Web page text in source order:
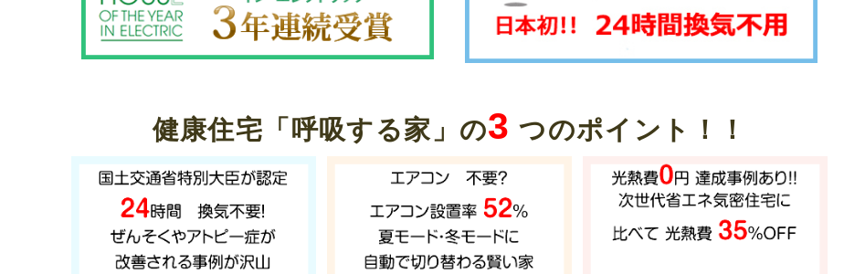
健康住宅「呼吸する家」の3 つのポイント！！